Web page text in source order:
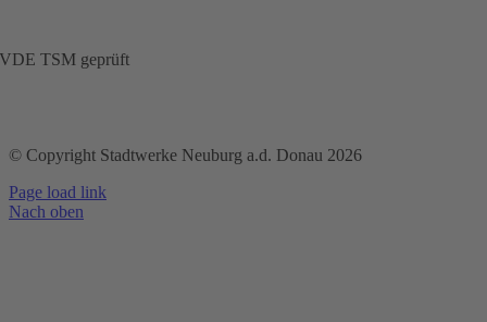
VDE TSM geprüft
© Copyright Stadtwerke Neuburg a.d. Donau 2026
Page load link
Nach oben